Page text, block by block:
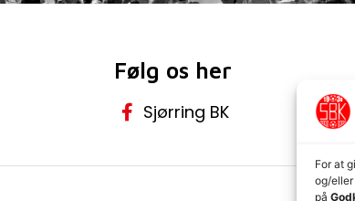
For at
og/
på
Følg os her
Sjørring BK